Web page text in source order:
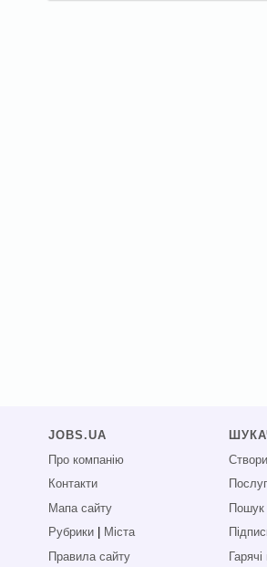
JOBS.UA
Про компанію
Контакти
Мапа сайту
Рубрики
Міста
Правила сайту
Пошук
Гарячі